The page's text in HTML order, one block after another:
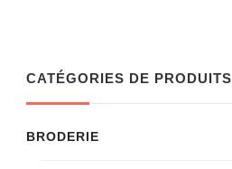
CATÉGORIES DE PRODUITS
BRODERIE